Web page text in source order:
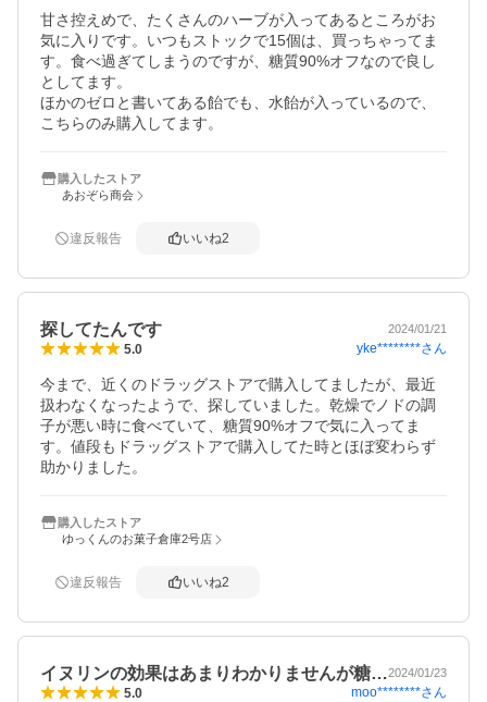
甘さ控えめで、たくさんのハーブが入ってあるところがお
気に入りです。いつもストックで15個は、買っちゃってま
す。食べ過ぎてしまうのですが、糖質90%オフなので良し
としてます。
ほかのゼロと書いてある飴でも、水飴が入っているので、
こちらのみ購入してます。
購入したストア
あおぞら商会
違反報告 いいね2
探してたんです 2024/01/21
5.0 yke********さん
今まで、近くのドラッグストアで購入してましたが、最近
扱わなくなったようで、探していました。乾燥でノドの調
子が悪い時に食べていて、糖質90%オフで気に入ってま
す。値段もドラッグストアで購入してた時とほぼ変わらず
助かりました。
購入したストア
ゆっくんのお菓子倉庫2号店
違反報告 いいね2
イヌリンの効果はあまりわかりませんが糖…2024/01/23
5.0 moo********さん